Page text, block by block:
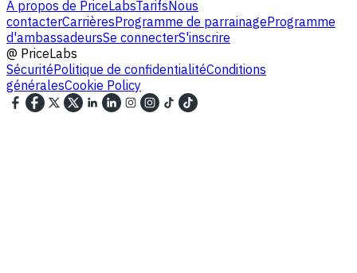
À propos de PriceLabsTarifsNous
contacterCarrièresProgramme de parrainageProgramme
d'ambassadeursSe connecterS'inscrire
@ PriceLabs
SécuritéPolitique de confidentialitéConditions
généralesCookie Policy